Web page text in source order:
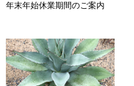
年末年始休業期間のご案内